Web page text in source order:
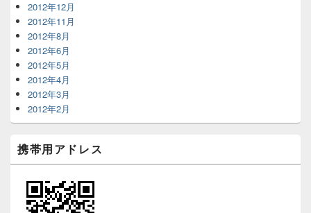
2012年12月
2012年11月
2012年8月
2012年6月
2012年5月
2012年4月
2012年3月
2012年2月
携帯用アドレス